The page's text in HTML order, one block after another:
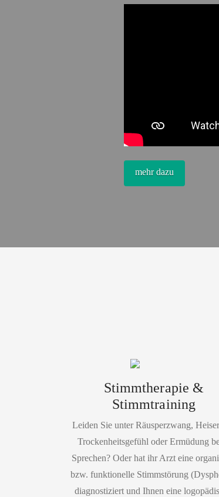
mehr dazu
Stimmtherapie &
Stimmtraining
Leiden Sie unter Räusperzwang,
Trockenheitsgefühl oder Ermüdung
Sprechen? Oder hat ihr Arzt eine
bzw. funktionelle Stimmstörung
diagnostiziert und Ihnen eine